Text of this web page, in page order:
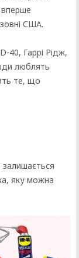
вперше
США.
40, Гаррі Рідж,
люблять
те, що
яку можна